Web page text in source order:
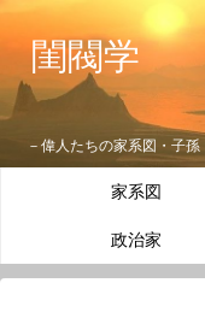
閨閥学
－偉人たちの家系図・子
家系図
政治家